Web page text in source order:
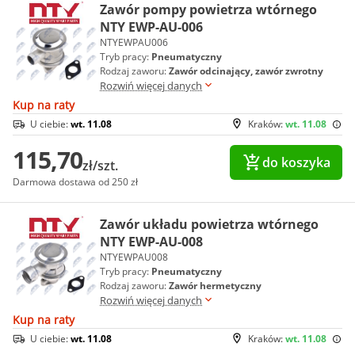
Zawór pompy powietrza wtórnego
NTY EWP-AU-006
NTYEWPAU006
Tryb pracy: Pneumatyczny
Rodzaj zaworu:Zawór odcinający, zawór zwrotny
Rozwiń więcej danych
Kup na raty
Kraków:wt. 11.08
U ciebie:wt. 11.08
115,70zł/szt.
Darmowa dostawa od 250 zł
do koszyka
Zawór układu powietrza wtórnego
NTY EWP-AU-008
NTYEWPAU008
Tryb pracy: Pneumatyczny
Rodzaj zaworu:Zawór hermetyczny
Rozwiń więcej danych
Kup na raty
Kraków:wt. 11.08
U ciebie:wt. 11.08